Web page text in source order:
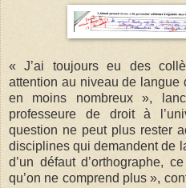
« J’ai toujours eu des
attention au niveau de langue
en moins nombreux »,
professeure de droit à
question ne peut plus rester
disciplines qui demandent de
d’un défaut d’orthographe,
qu’on ne comprend plus »,